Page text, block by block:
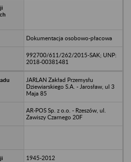
Dokumentacja osobowo-płacowa
992700/611/262/2015-SAK; UNP:
2018-00381481
JARLAN Zakład Przemysłu
Dziewiarskiego S.A. - Jarosław, ul 3
Maja 85
AR-POS Sp. z o.o. - Rzeszów, ul.
Zawiszy Czarnego 20F
1945-2012